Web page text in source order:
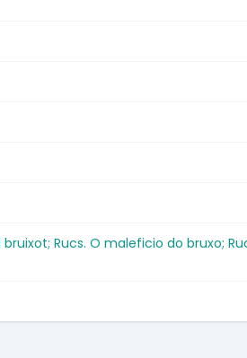
Rucs. O maleficio do bruxo;